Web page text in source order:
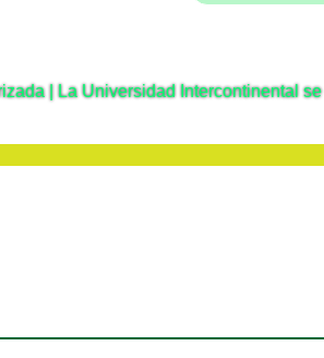
| La Universidad Intercontinental